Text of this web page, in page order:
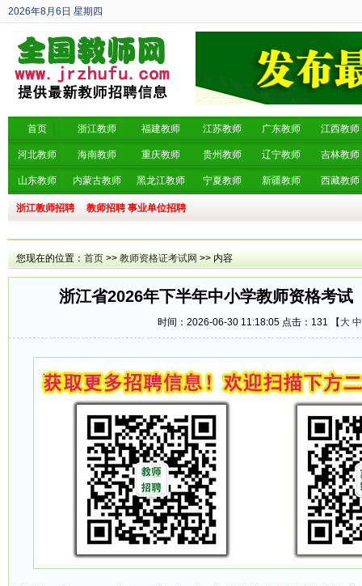
2026年8月6日 星期四
丙午年 六月廿四
首页 浙江教师 福建教师 江苏教师 广东教师 江西教师
河北教师 海南教师 重庆教师 贵州教师 辽宁教师 吉林教师
山东教师 内蒙古教师 黑龙江教师 宁夏教师 新疆教师 西藏教师
浙江教师招聘 教师招聘 事业单位招聘
您现在的位置： 首页 >> 教师资格证考试网 >> 内容
浙江省2026年下半年中小学教师资格考试
时间：2026-06-30 11:18:05 点击： 131 【 大 中